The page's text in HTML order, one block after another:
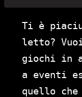
Ti è
letto?
giochi in
a eventi
quello che